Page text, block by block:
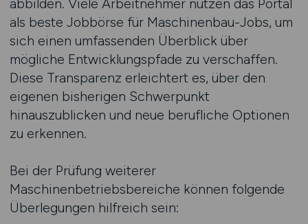
abbilden. Viele Arbeitnehmer nutzen das Portal
als beste Jobbörse für Maschinenbau-Jobs, um
sich einen umfassenden Überblick über
mögliche Entwicklungspfade zu verschaffen.
Diese Transparenz erleichtert es, über den
eigenen bisherigen Schwerpunkt
hinauszublicken und neue berufliche Optionen
zu erkennen.
Bei der Prüfung weiterer
Maschinenbetriebsbereiche können folgende
Überlegungen hilfreich sein: